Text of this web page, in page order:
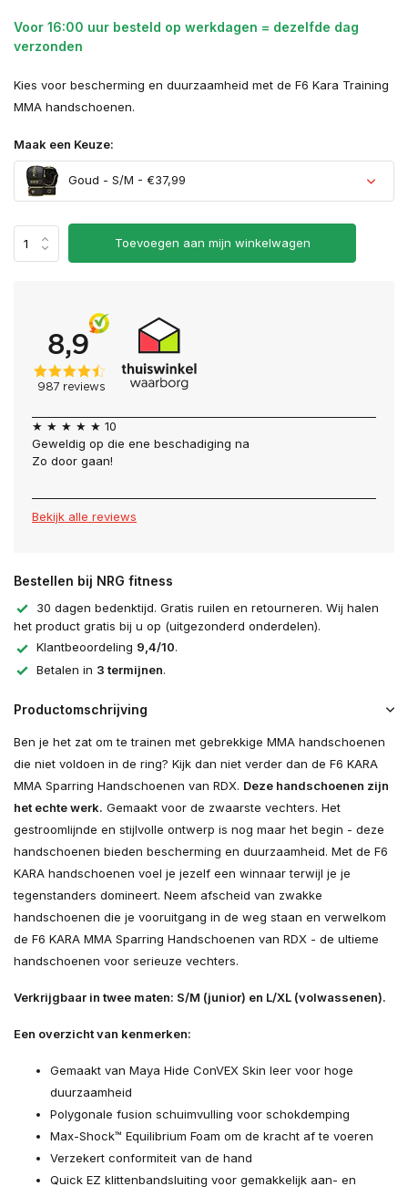
Voor 16:00 uur besteld op werkdagen = dezelfde dag
verzonden
Kies voor bescherming en duurzaamheid met de F6 Kara Training
MMA handschoenen.
Maak een Keuze:
Goud - S/M - €37,99
Toevoegen aan mijn winkelwagen
★ ★ ★ ★ ★ 10
Geweldig op die ene beschadiging na
Zo door gaan!
Bekijk alle reviews
Bestellen bij NRG fitness
30 dagen bedenktijd. Gratis ruilen en retourneren. Wij halen
het product gratis bij u op (uitgezonderd onderdelen).
Klantbeoordeling 9,4/10.
Betalen in 3 termijnen.
Productomschrijving
Ben je het zat om te trainen met gebrekkige MMA handschoenen
die niet voldoen in de ring? Kijk dan niet verder dan de F6 KARA
MMA Sparring Handschoenen van RDX. Deze handschoenen zijn
het echte werk. Gemaakt voor de zwaarste vechters. Het
gestroomlijnde en stijlvolle ontwerp is nog maar het begin - deze
handschoenen bieden bescherming en duurzaamheid. Met de F6
KARA handschoenen voel je jezelf een winnaar terwijl je je
tegenstanders domineert. Neem afscheid van zwakke
handschoenen die je vooruitgang in de weg staan en verwelkom
de F6 KARA MMA Sparring Handschoenen van RDX - de ultieme
handschoenen voor serieuze vechters.
Verkrijgbaar in twee maten: S/M (junior) en L/XL (volwassenen).
Een overzicht van kenmerken:
Gemaakt van Maya Hide ConVEX Skin leer voor hoge
duurzaamheid
Polygonale fusion schuimvulling voor schokdemping
Max-Shock™ Equilibrium Foam om de kracht af te voeren
Verzekert conformiteit van de hand
Quick EZ klittenbandsluiting voor gemakkelijk aan- en